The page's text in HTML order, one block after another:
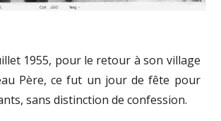
1955, pour le retour à son village
Père, ce fut un jour de fête pour
sans distinction de confession.